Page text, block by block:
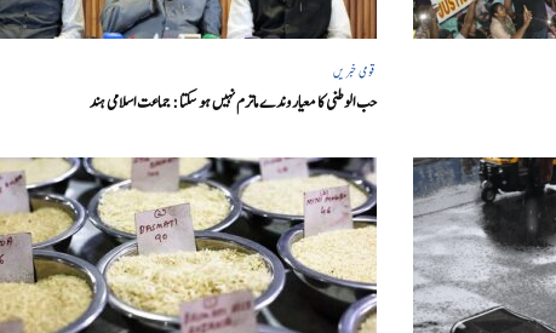
قومی خبریں
حب الوطنی کا معیار وندے ماترم نہیں ہو سکتا : جماعت اسلامی ہند